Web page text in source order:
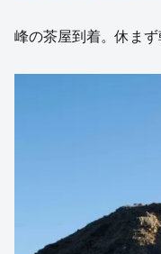
峰の茶屋到着。休まず